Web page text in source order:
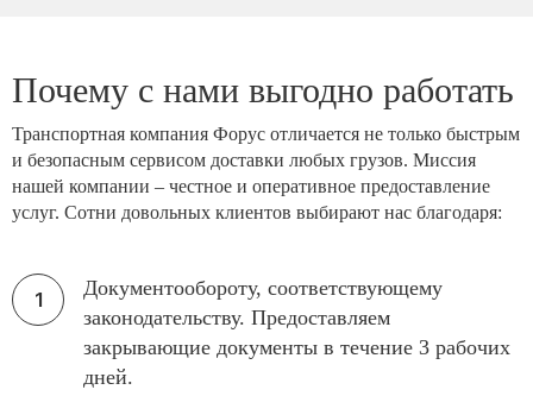
Почему с нами выгодно работать
Транспортная компания Форус отличается не только быстрым
и безопасным сервисом доставки любых грузов. Миссия
нашей компании – честное и оперативное предоставление
услуг. Сотни довольных клиентов выбирают нас благодаря:
Документообороту, соответствующему
законодательству. Предоставляем
закрывающие документы в течение 3 рабочих
дней.